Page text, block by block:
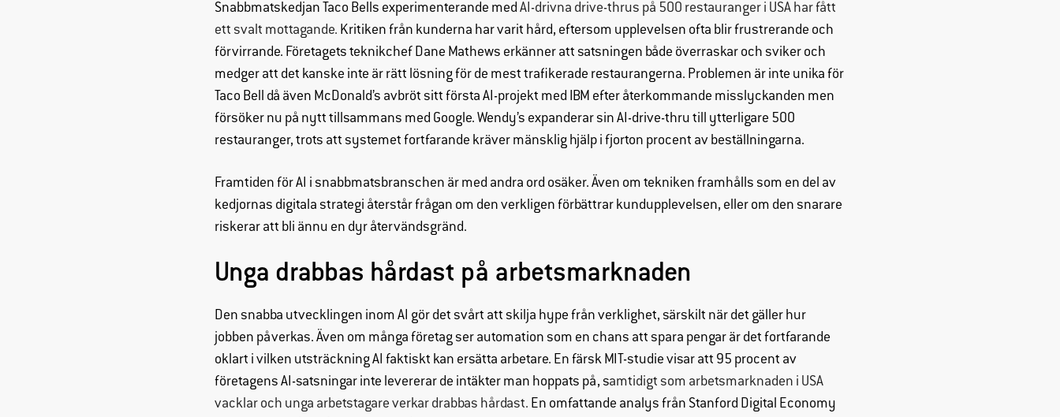
Snabbmatskedjan Taco Bells experimenterande med AI-drivna drive-thrus på 500 restauranger i USA har fått
ett svalt mottagande. Kritiken från kunderna har varit hård, eftersom upplevelsen ofta blir frustrerande och
förvirrande. Företagets teknikchef Dane Mathews erkänner att satsningen både överraskar och sviker och
medger att det kanske inte är rätt lösning för de mest trafikerade restaurangerna. Problemen är inte unika för
Taco Bell då även McDonald’s avbröt sitt första AI-projekt med IBM efter återkommande misslyckanden men
försöker nu på nytt tillsammans med Google. Wendy’s expanderar sin AI-drive-thru till ytterligare 500
restauranger, trots att systemet fortfarande kräver mänsklig hjälp i fjorton procent av beställningarna.
Framtiden för AI i snabbmatsbranschen är med andra ord osäker. Även om tekniken framhålls som en del av
kedjornas digitala strategi återstår frågan om den verkligen förbättrar kundupplevelsen, eller om den snarare
riskerar att bli ännu en dyr återvändsgränd.
Unga drabbas hårdast på arbetsmarknaden
Den snabba utvecklingen inom AI gör det svårt att skilja hype från verklighet, särskilt när det gäller hur
jobben påverkas. Även om många företag ser automation som en chans att spara pengar är det fortfarande
oklart i vilken utsträckning AI faktiskt kan ersätta arbetare. En färsk MIT-studie visar att 95 procent av
företagens AI-satsningar inte levererar de intäkter man hoppats på, samtidigt som arbetsmarknaden i USA
vacklar och unga arbetstagare verkar drabbas hårdast. En omfattande analys från Stanford Digital Economy
Dessa
cookies går
bort. De
behövs för
taget ska
Statistik
För att vi ska
kunna
förbättra